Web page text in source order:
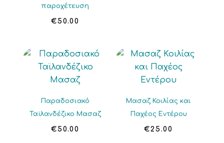
παροχέτευση
€50.00
Παραδοσιακό
Ταϊλανδέζικο Μασαζ
€50.00
Μασαζ Κοιλίας και
Παχέος Εντέρου
€25.00